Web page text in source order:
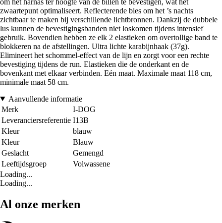
zwaartepunt optimaliseert. Reflecterende bies om het ’s nachts
zichtbaar te maken bij verschillende lichtbronnen. Dankzij de dubbele
lus kunnen de bevestigingsbanden niet loskomen tijdens intensief
gebruik. Bovendien hebben ze elk 2 elastieken om overtollige band te
blokkeren na de afstellingen. Ultra lichte karabijnhaak (37g).
Elimineert het schommel-effect van de lijn en zorgt voor een rechte
bevestiging tijdens de run. Elastieken die de onderkant en de
bovenkant met elkaar verbinden. Eén maat. Maximale maat 118 cm,
minimale maat 58 cm.
Aanvullende informatie
Merk
I-DOG
Leveranciersreferentie I13B
Kleur
blauw
Kleur
Blauw
Geslacht
Gemengd
Leeftijdsgroep
Volwassene
Loading...
Loading...
Al onze merken